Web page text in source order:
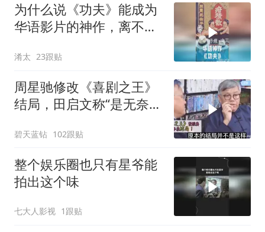
为什么说《功夫》能成为
华语影片的神作，离不开
淆太 23跟贴
周星驰修改《喜剧之王》
结局，田启文称“是无奈之
碧天蓝钻 102跟贴
整个娱乐圈也只有星爷能
拍出这个味
七大人影视 1跟贴